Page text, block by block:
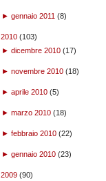
► gennaio 2011 (8)
2010 (103)
► dicembre 2010 (17)
► novembre 2010 (18)
► aprile 2010 (5)
► marzo 2010 (18)
► febbraio 2010 (22)
► gennaio 2010 (23)
2009 (90)